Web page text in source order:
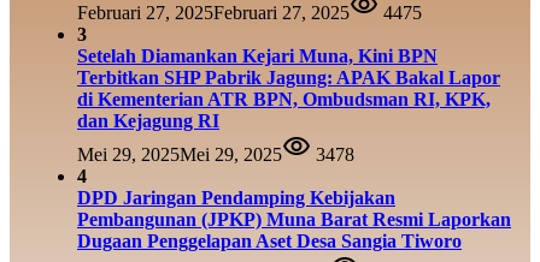
Februari 27, 2025Februari 27, 2025
4475
3
Setelah Diamankan Kejari Muna, Kini BPN
Terbitkan SHP Pabrik Jagung: APAK Bakal Lapor
di Kementerian ATR BPN, Ombudsman RI, KPK,
dan Kejagung RI
Mei 29, 2025Mei 29, 2025
3478
4
DPD Jaringan Pendamping Kebijakan
Pembangunan (JPKP) Muna Barat Resmi Laporkan
Dugaan Penggelapan Aset Desa Sangia Tiworo